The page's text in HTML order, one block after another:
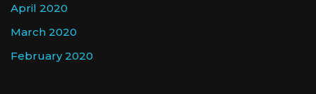
April 2020
March 2020
February 2020